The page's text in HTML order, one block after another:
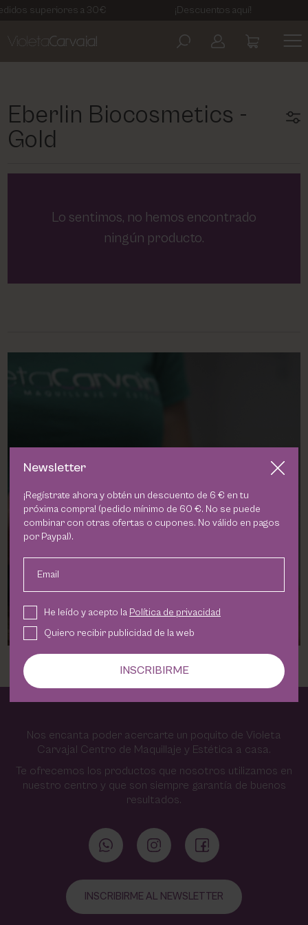
superiores a 30€ ¡Descuentos aquí!
Eberlin Biocosmetics -
Gold
Lo sentimos, no hemos encontrado
ningún producto.
VER PRODUCTOS
Nos encanta poder acercarte un poquito de Violeta
Carvajal Centro de Maquillaje y Estética a casa.
Te ofrecemos los productos que nosotros utilizamos en
nuestro centro y que son siempre garantía de buenos
resultados.
INSCRIBIRME AL NEWSLETTER
Newsletter
¡Regístrate ahora y obtén un descuento de 6 € en tu
próxima compra! (pedido mínimo de 60 €. No se puede
combinar con otras ofertas o cupones. No válido en pagos
por Paypal).
Email
He leído y acepto la Política de privacidad
Quiero recibir publicidad de la web
INSCRIBIRME
COSMETIC LEVEL
EBERLIN BIOCOSMETICS
PHYRIS
POLÍTICA DE PRIVACIDAD
TÉRMINOS Y CONDICIONES